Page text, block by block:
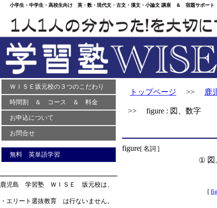
小学生・中学生・高校生向け 英・数・現代文・古文・漢文・小論文 講座 ＆ 宿題サポー
ＷＩＳＥ坂元校の３つのこだわり
時間割 ＆ コース ＆ 料金
お申込について
お問合せ
無料 英単語学習
鹿児島 学習塾 ＷＩＳＥ 坂元校は、
・エリート選抜教育 は行ないません。
トップページ >> 鹿
>> figure : 図、数字
figure[ 名詞 ]
①
[